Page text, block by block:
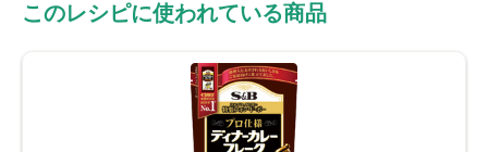
このレシピに使われている商品